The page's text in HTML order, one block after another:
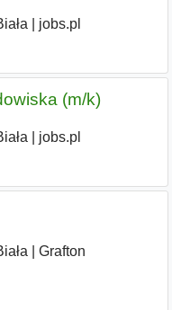
jobs.pl
(m/k)
jobs.pl
Grafton